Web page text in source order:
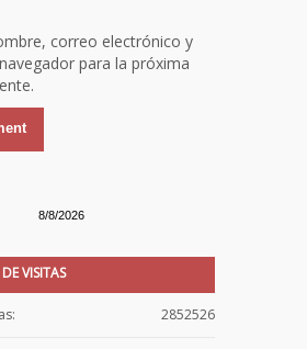
correo electrónico y
para la próxima
8/8/2026
VISITAS
2852526